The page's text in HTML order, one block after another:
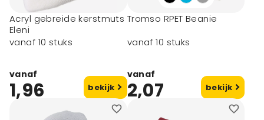
Acryl gebreide kerstmuts
Eleni
vanaf 10 stuks
vanaf
1,96 bekijk
Tromso RPET Beanie
vanaf 10 stuks
vanaf
2,07 bekijk